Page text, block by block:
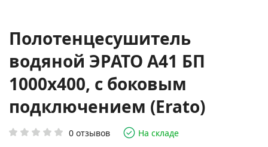
Полотенцесушитель
водяной ЭРАТО А41 БП
1000x400, с боковым
подключением (Erato)
0 отзывов На складе